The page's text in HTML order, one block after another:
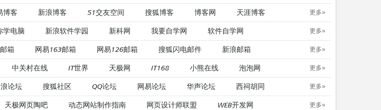
博客 新浪博客 51交友空间 搜狐博客 博客网 天涯博客 更多»
学电脑 新浪软件学园 新科网 我要自学网 软件自学网 更多»
箱 网易163邮箱 网易126邮箱 搜狐闪电邮件 新浪邮箱 更多»
中关村在线 IT世界 天极网 IT168 小熊在线 泡泡网 更多»
论坛 搜狐社区 QQ论坛 网易论坛 华声论坛 西祠胡同 更多»
天极网页陶吧 动态网站制作指南 网页设计师联盟 WEB开发网 更多»